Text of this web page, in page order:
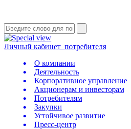
Личный кабинет потребителя
О компании
Деятельность
Корпоративное управление
Акционерам и инвесторам
Потребителям
Закупки
Устойчивое развитие
Пресс-центр